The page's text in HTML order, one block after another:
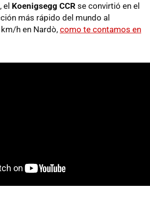
el Koenigsegg CCR se convirtió en el
más rápido del mundo al
h en Nardò, como te contamos en